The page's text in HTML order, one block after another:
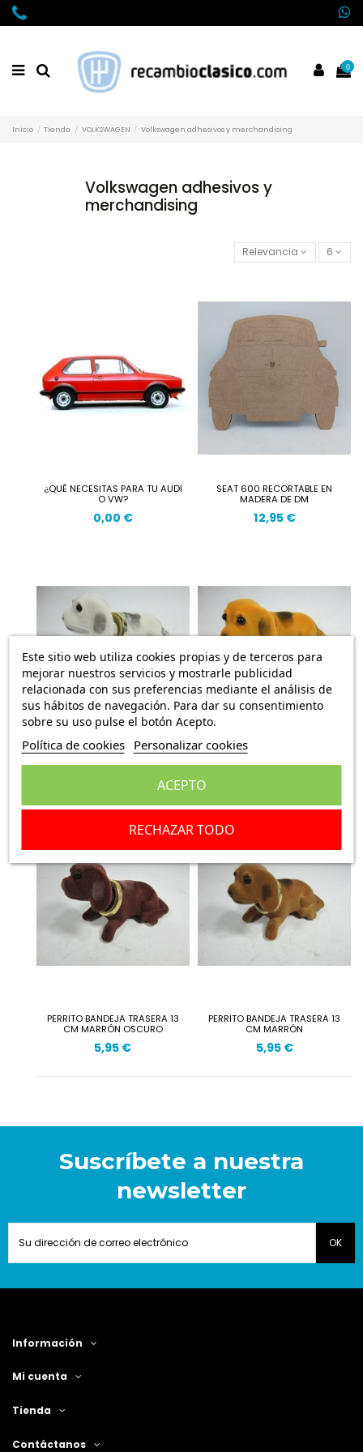
0
Inicio Tienda VOLKSWAGEN Volkswagen adhesivos y merchandising
Volkswagen adhesivos y
merchandising
Relevancia 6
¿QUÉ NECESITAS PARA TU AUDI
O VW?
0,00 €
SEAT 600 RECORTABLE EN
MADERA DE DM
12,95 €
PERRITO BANDEJA TRASERA 13
CM BLANCO
PERRITO BANDEJA TRASERA 13
CANELA
PERRITO BANDEJA TRASERA 13
CM MARRÓN OSCURO
5,95 €
PERRITO BANDEJA TRASERA 13
CM MARRÓN
5,95 €
Suscríbete a nuestra
newsletter
Información
Mi cuenta
Tienda
Contáctanos
Este sitio web utiliza cookies propias y de terceros para
mejorar nuestros servicios y mostrarle publicidad
relacionada con sus preferencias mediante el análisis de
sus hábitos de navegación. Para dar su consentimiento
sobre su uso pulse el botón Acepto.
Política de cookies Personalizar cookies
RECHAZAR TODO
ACEPTO